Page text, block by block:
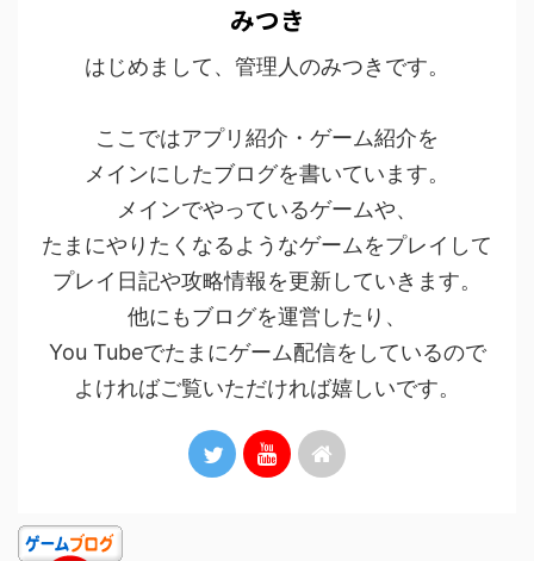
みつき
はじめまして、管理人のみつきです。
ここではアプリ紹介・ゲーム紹介を
メインにしたブログを書いています。
メインでやっているゲームや、
たまにやりたくなるようなゲームをプレイして
プレイ日記や攻略情報を更新していきます。
他にもブログを運営したり、
You Tubeでたまにゲーム配信をしているので
よければご覧いただければ嬉しいです。